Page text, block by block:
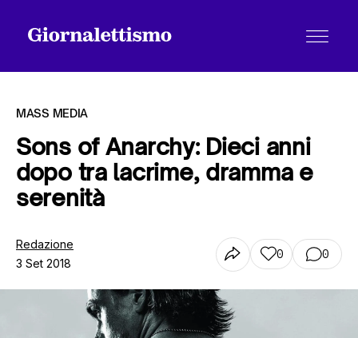
Tutti gli articoli
Chi siamo
MASS MEDIA
Sons of Anarchy: Dieci anni
dopo tra lacrime, dramma e
serenità
Redazione
3 Set 2018
0 0